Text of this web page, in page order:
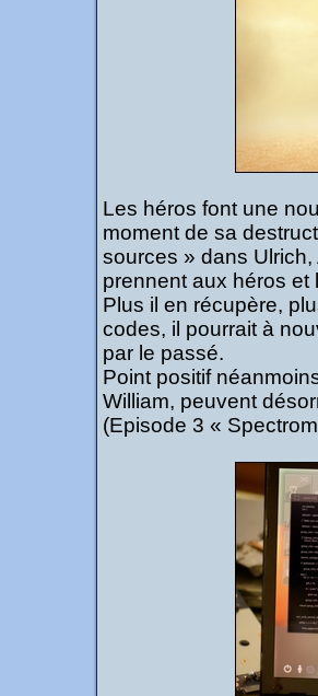
Les héros font une
moment de sa
sources » dans
prennent aux héros
Plus il en récupère,
codes, il pourrait à
par le passé.
Point positif
William, peuvent
(Episode 3 «